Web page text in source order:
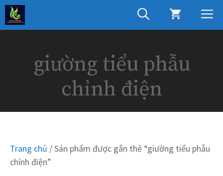
Chuyển
đến
nội
giường tiểu phẫu
chỉnh điện
Trang chủ / Sản phẩm được gắn thẻ “giường tiểu phẫu
chỉnh điện”